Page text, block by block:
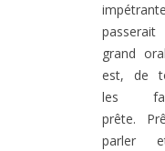
grand
est, de
les
prête.
parler